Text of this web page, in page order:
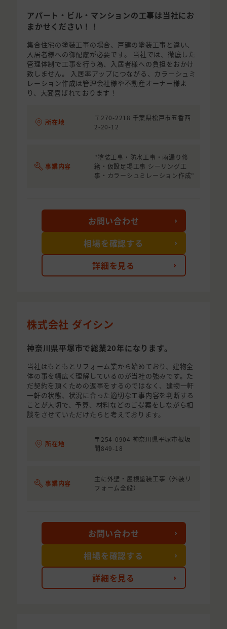
アパート・ビル・マンションの工事は当社にお
まかせください！！
集合住宅の塗装工事の場合、戸建の塗装工事と違い、
入居者様への御配慮が必要です。 当社では、徹底した
管理体制で工事を行う為、入居者様への負担をおかけ
致しません。 入居率アップにつながる、カラーシュミ
レーション作成は管理会社様や不動産オーナー様よ
り、大変喜ばれております！
所在地
〒270-2218 千葉県松戸市五香西
2-20-12
事業内容
"塗装工事・防水工事・雨漏り修
繕・仮設足場工事 シーリング工
事・カラーシュミレーション作成"
詳細を見る
お問い合わせ
相場を確認する
株式会社 ダイシン
神奈川県平塚市で総業20年になります。
当社はもともとリフォーム業から始めており、建物全
体の事を幅広く理解しているのが当社の強みです。た
だ契約を頂くための返事をするのではなく、建物一軒
一軒の状態、状況に合った適切な工事内容を判断する
ことが大切で、予算、材料などのご提案をしながら相
談をさせていただけたらと考えております。
所在地
〒254-0904 神奈川県平塚市根坂
間849-18
事業内容
主に外壁・屋根塗装工事（外装リ
フォーム全般）
詳細を見る
お問い合わせ
相場を確認する